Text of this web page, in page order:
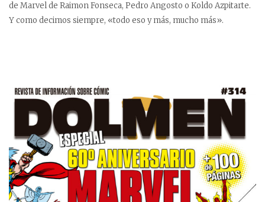
de Marvel de Raimon Fonseca, Pedro Angosto o Koldo Azpitarte.
Y como decimos siempre, «todo eso y más, mucho más».